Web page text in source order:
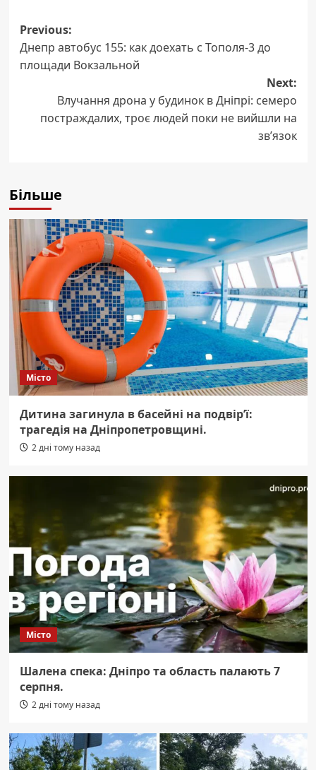
Post
navigation
Previous:
Днепр автобус 155: как доехать с Тополя-3 до
площади Вокзальной
Next:
Влучання дрона у будинок в Дніпрі: семеро
постраждалих, троє людей поки не вийшли на
зв’язок
Більше
Місто
Дитина загинула в басейні на подвір’ї:
трагедія на Дніпропетровщині.
2 дні тому назад
Місто
Шалена спека: Дніпро та область палають 7
серпня.
2 дні тому назад